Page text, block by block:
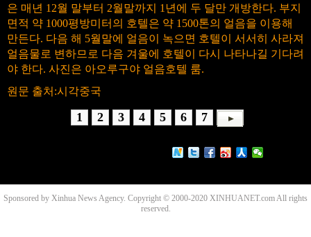
은 매년 12월 말부터 2월말까지 1년에 두 달만 개방한다. 부지
면적 약 1000평방미터의 호텔은 약 1500톤의 얼음을 이용해
만든다. 다음 해 5월말에 얼음이 녹으면 호텔이 서서히 사라져
얼음물로 변하므로 다음 겨울에 호텔이 다시 나타나길 기다려
야 한다. 사진은 아오루구야 얼음호텔 룸.
원문 출처:시각중국
1 2 3 4 5 6 7